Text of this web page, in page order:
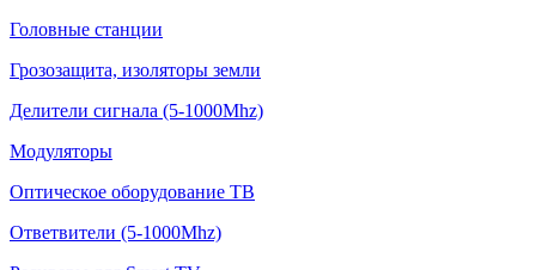
Головные станции
Грозозащита, изоляторы земли
Делители сигнала (5-1000Mhz)
Модуляторы
Оптическое оборудование ТВ
Ответвители (5-1000Mhz)